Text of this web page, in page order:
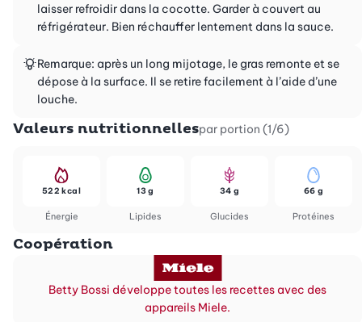
laisser refroidir dans la cocotte. Garder à couvert au
réfrigérateur. Bien réchauffer lentement dans la sauce.
Remarque: après un long mijotage, le gras remonte et se
dépose à la surface. Il se retire facilement à l’aide d’une
louche.
Valeurs nutritionnellespar portion (1/6)
Énergie
522 kcal
Lipides
13 g
Glucides
34 g
Protéines
66 g
Coopération
Betty Bossi développe toutes les recettes avec des
appareils Miele.